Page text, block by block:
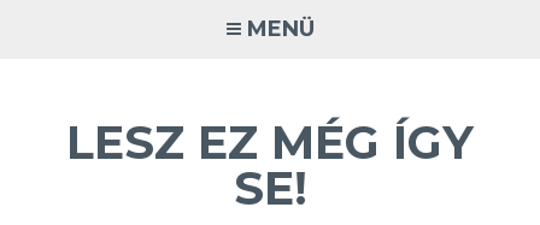
MENÜ
LESZ EZ MÉG ÍGY
SE!